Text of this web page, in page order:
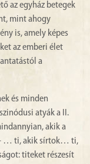
az egyház betegek
mint ahogy
is, amely képes
az emberi élet
a
és minden
atyák a II.
akik a
– … ti, akik sírtok… ti,
titeket részesít